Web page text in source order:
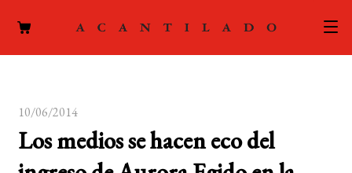
ACTUALIDAD
10/06/2014
Los medios se hacen eco del